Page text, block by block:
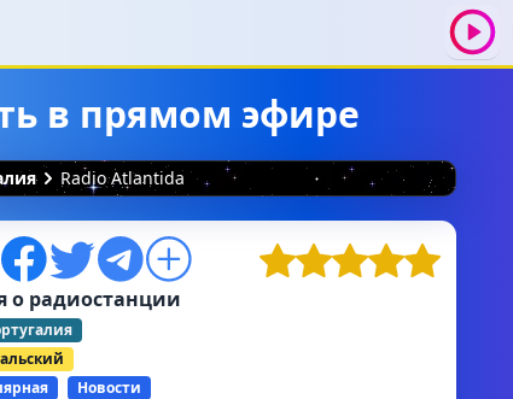
в прямом эфире
Radio Atlantida
радиостанции
Новости